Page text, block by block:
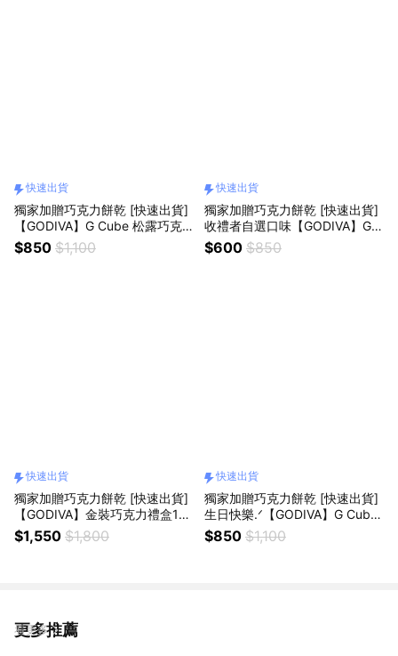
快速出貨
獨家加贈巧克力餅乾 [快速出貨]
【GODIVA】G Cube 松露巧克
力粉色小貨車鐵盒10顆裝
$850 $1,100
快速出貨
獨家加贈巧克力餅乾 [快速出貨]
收禮者自選口味【GODIVA】G C
ube松露造型巧克力5顆裝 2 入
組（牛奶巧克力／黑巧克力／白
$600 $850
快速出貨
獨家加贈巧克力餅乾 [快速出貨]
【GODIVA】金裝巧克力禮盒15
顆裝(含片裝)
$1,550 $1,800
快速出貨
獨家加贈巧克力餅乾 [快速出貨]
生日快樂.ᐟ【GODIVA】G Cube
松露巧克力小貨車鐵盒10顆裝
（粉色／藍色）
$850 $1,100
更多推薦
看更多